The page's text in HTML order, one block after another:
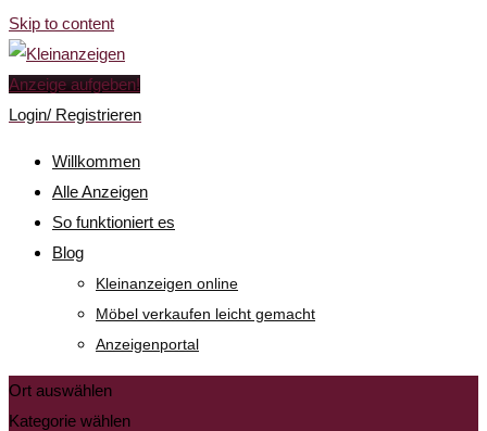
Skip to content
Anzeige aufgeben!
Login/ Registrieren
Willkommen
Alle Anzeigen
So funktioniert es
Blog
Kleinanzeigen online
Möbel verkaufen leicht gemacht
Anzeigenportal
Ort auswählen
Kategorie wählen